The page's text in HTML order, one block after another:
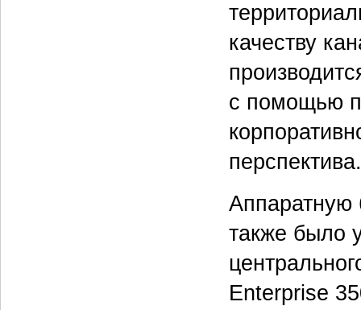
качеству
с помощью
перспектива.
Аппаратную
также было
Enterprise